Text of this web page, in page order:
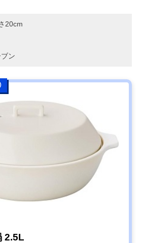
20cm
ン
2.5L